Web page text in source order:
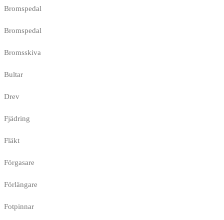
Bromspedal
Bromspedal
Bromsskiva
Bultar
Drev
Fjädring
Fläkt
Förgasare
Förlängare
Fotpinnar